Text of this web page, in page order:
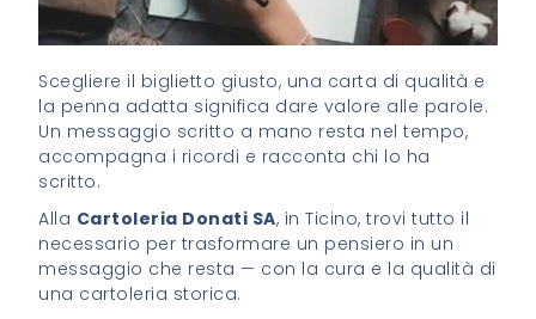
Scegliere il biglietto giusto, una carta di qualità e
la penna adatta significa dare valore alle parole.
Un messaggio scritto a mano resta nel tempo,
accompagna i ricordi e racconta chi lo ha
scritto.
Alla Cartoleria Donati SA, in Ticino, trovi tutto il
necessario per trasformare un pensiero in un
messaggio che resta — con la cura e la qualità di
una cartoleria storica.